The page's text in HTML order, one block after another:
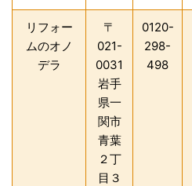
リフォー
ムのオノ
デラ
〒
021-
0031
岩手
県一
関市
青葉
２丁
目３
0120-
298-
498